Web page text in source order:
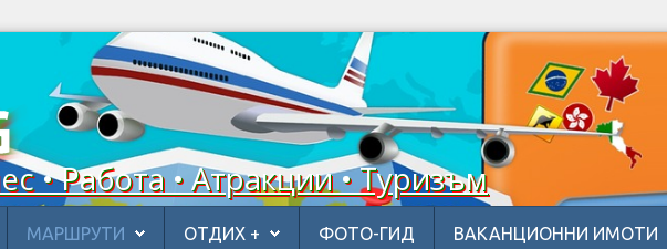
• Работа • Атракции • Туризъм
МАРШРУТИ ОТДИХ + ФОТО-ГИД ВАКАНЦИОННИ ИМОТИ